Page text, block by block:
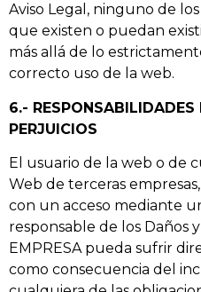
Aviso Legal, ninguno de
que existen o puedan
más allá de lo
correcto uso de la web.
6.- RESPONSABILIDADES
PERJUICIOS
El usuario de la web o de
Web de terceras
con un acceso mediante
responsable de los Daños
EMPRESA pueda sufrir
como consecuencia del